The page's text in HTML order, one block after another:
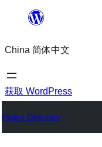
内
容
China 简体中文
获取 WordPress
Plugin Directory